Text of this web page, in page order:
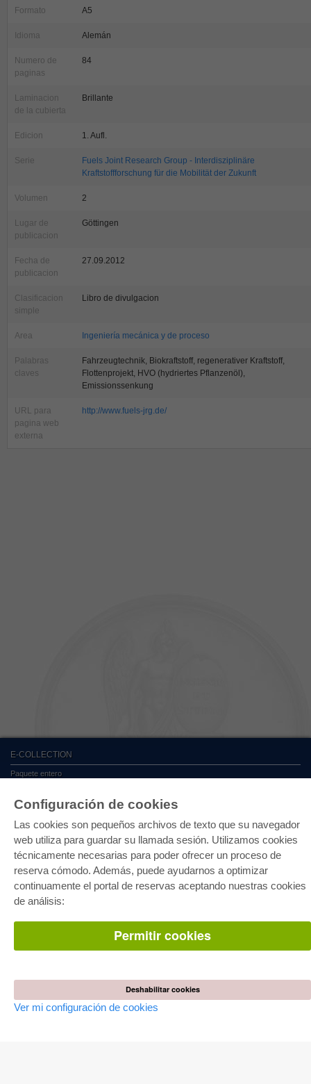
Configuración de cookies
Las cookies son pequeños archivos de texto que su navegador
web utiliza para guardar su llamada sesión. Utilizamos cookies
técnicamente necesarias para poder ofrecer un proceso de
reserva cómodo. Además, puede ayudarnos a optimizar
continuamente el portal de reservas aceptando nuestras cookies
de análisis:
Permitir cookies
Deshabilitar cookies
Ver mi configuración de cookies
Formato A5
Idioma Alemán
Numero de
paginas
84
Laminacion
de la cubierta
Brillante
Edicion 1. Aufl.
Serie
Fuels Joint Research Group - Interdisziplinäre
Kraftstoffforschung für die Mobilität der Zukunft
Volumen 2
Lugar de
publicacion
Göttingen
Fecha de
publicacion
27.09.2012
Clasificacion
simple
Libro de divulgacion
Area Ingeniería mecánica y de proceso
Palabras
claves
Fahrzeugtechnik, Biokraftstoff, regenerativer Kraftstoff,
Flottenprojekt, HVO (hydriertes Pflanzenöl),
Emissionssenkung
URL para
pagina web
externa
http://www.fuels-jrg.de/
E-COLLECTION
Paquete entero
Facilitación de E-Books
TIENDA ONLINE
Todos los autores
Las devoluciones
Condiciones
AUTOR WERDEN
Publicar habilitación
Publicar volumen del congreso
EDITORIAL